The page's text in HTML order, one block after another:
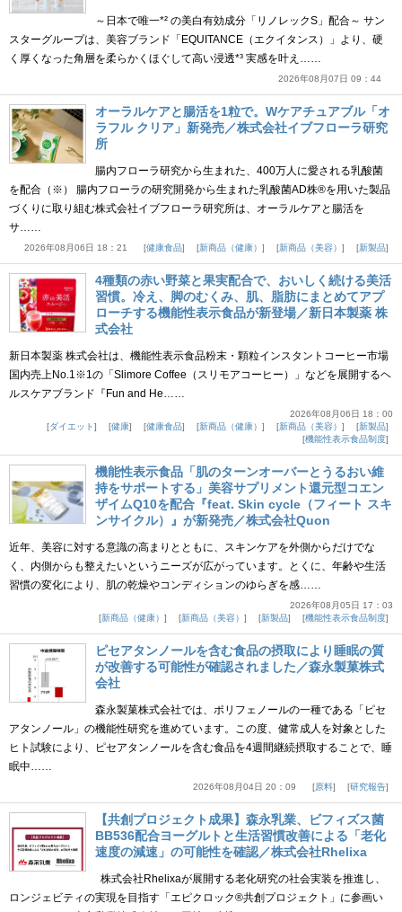
～日本で唯一*² の美白有効成分「リノレックS」配合～ サン
スターグループは、美容ブランド「EQUITANCE（エクイタンス）」より、硬
く厚くなった角層を柔らかくほぐして高い浸透*³ 実感を叶え……
2026年08月07日 09：44
オーラルケアと腸活を1粒で。Wケアチュアブル「オ
ラフル クリア」新発売／株式会社イブフローラ研究
所
腸内フローラ研究から生まれた、400万人に愛される乳酸菌
を配合（※） 腸内フローラの研究開発から生まれた乳酸菌AD株®を用いた製品
づくりに取り組む株式会社イブフローラ研究所は、オーラルケアと腸活を
サ……
2026年08月06日 18：21 健康食品 新商品（健康） 新商品（美容） 新製品
4種類の赤い野菜と果実配合で、おいしく続ける美活
習慣。冷え、脚のむくみ、肌、脂肪にまとめてアプ
ローチする機能性表示食品が新登場／新日本製薬 株
式会社
新日本製薬 株式会社は、機能性表示食品粉末・顆粒インスタントコーヒー市場
国内売上No.1※1の「Slimore Coffee（スリモアコーヒー）」などを展開するヘ
ルスケアブランド『Fun and He……
2026年08月06日 18：00
ダイエット
健康 健康食品 新商品（健康） 新商品（美容）
新製品
機能性表示食品制度
機能性表示食品「肌のターンオーバーとうるおい維
持をサポートする」美容サプリメント還元型コエン
ザイムQ10を配合『feat. Skin cycle（フィート スキ
ンサイクル）』が新発売／株式会社Quon
近年、美容に対する意識の高まりとともに、スキンケアを外側からだけでな
く、内側からも整えたいというニーズが広がっています。とくに、年齢や生活
習慣の変化により、肌の乾燥やコンディションのゆらぎを感……
2026年08月05日 17：03
新商品（健康）
新商品（美容） 新製品 機能性表示食品制度
ピセアタンノールを含む食品の摂取により睡眠の質
が改善する可能性が確認されました／森永製菓株式
会社
森永製菓株式会社では、ポリフェノールの一種である「ピセ
アタンノール」の機能性研究を進めています。この度、健常成人を対象とした
ヒト試験により、ピセアタンノールを含む食品を4週間継続摂取することで、睡
眠中……
2026年08月04日 20：09 原料 研究報告
【共創プロジェクト成果】森永乳業、ビフィズス菌
BB536配合ヨーグルトと生活習慣改善による「老化
速度の減速」の可能性を確認／株式会社Rhelixa
株式会社Rhelixaが展開する老化研究の社会実装を推進し、
ロンジェビティの実現を目指す「エピクロック®共創プロジェクト」に参画い